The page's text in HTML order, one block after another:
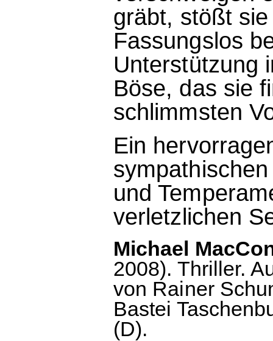
gräbt, stößt
Fassungslos
Unterstützung
Böse, das sie
schlimmsten
Ein
und
verletzlichen
Michael
2008). Thriller.
von Rainer
Bastei
(D).